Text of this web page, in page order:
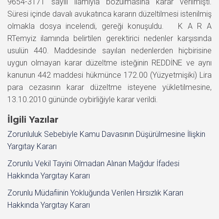
Süresi içinde davalı avukatınca kararın düzeltilmesi istenilmiş
olmakla dosya incelendi, gereği konuşuldu. K A R A
RTemyiz ilamında belirtilen gerektirici nedenler karşısında
usulün 440. Maddesinde sayılan nedenlerden hiçbirisine
uygun olmayan karar düzeltme isteğinin REDDİNE ve aynı
kanunun 442 maddesi hükmünce 172.00 (Yüzyetmişiki) Lira
para cezasının karar düzeltme isteyene yükletilmesine,
13.10.2010 gününde oybirliğiyle karar verildi.
İlgili Yazılar
Zorunluluk Sebebiyle Kamu Davasının Düşürülmesine İlişkin
Yargıtay Kararı
Zorunlu Vekil Tayini Olmadan Alınan Mağdur İfadesi
Hakkında Yargıtay Kararı
Zorunlu Müdafiinin Yokluğunda Verilen Hırsızlık Kararı
Hakkında Yargıtay Kararı